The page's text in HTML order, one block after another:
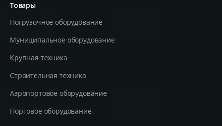
Товары
Погрузочное оборудование
Муниципальное оборудование
Крупная техника
Строительная техника
Aэропортовое оборудование
Портовое оборудование